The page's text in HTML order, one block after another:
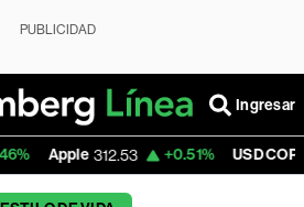
PUBLICIDAD
Ingresar
312.53 +0.51% USD COP 3,159.39